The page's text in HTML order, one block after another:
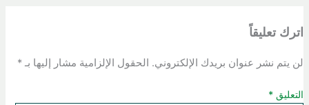
اترك تعليقاً
لن يتم نشر عنوان بريدك الإلكتروني. الحقول الإلزامية مشار إليها بـ *
التعليق *